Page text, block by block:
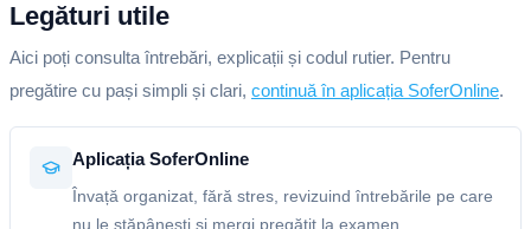
Legături utile
Aici poți consulta întrebări, explicații și codul rutier. Pentru
pregătire cu pași simpli și clari, continuă în aplicația SoferOnline.
Aplicația SoferOnline
Învață organizat, fără stres, revizuind întrebările pe care
nu le stăpânești și mergi pregătit la examen.